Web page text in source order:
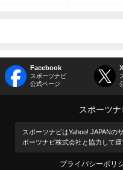
Facebook
スポーツナビ
公式ページ
スポーツナ
スポーツナビはYahoo! JAPANの
ポーツナビ株式会社と協力して運
プライバシーポリ